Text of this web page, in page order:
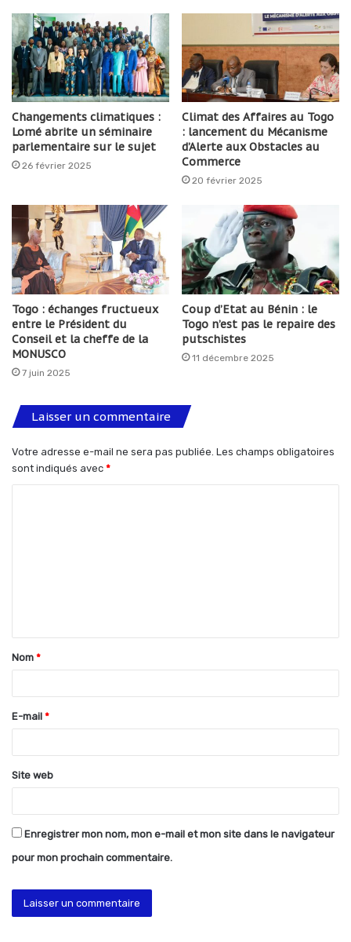
Changements climatiques :
Lomé abrite un séminaire
parlementaire sur le sujet
26 février 2025
Climat des Affaires au Togo
: lancement du Mécanisme
d’Alerte aux Obstacles au
Commerce
20 février 2025
Togo : échanges fructueux
entre le Président du
Conseil et la cheffe de la
MONUSCO
7 juin 2025
Coup d’Etat au Bénin : le
Togo n’est pas le repaire des
putschistes
11 décembre 2025
Laisser un commentaire
Votre adresse e-mail ne sera pas publiée. Les champs obligatoires
sont indiqués avec *
t
a
e
*
Nom *
E-mail *
Site web
Enregistrer mon nom, mon e-mail et mon site dans le navigateur
pour mon prochain commentaire.